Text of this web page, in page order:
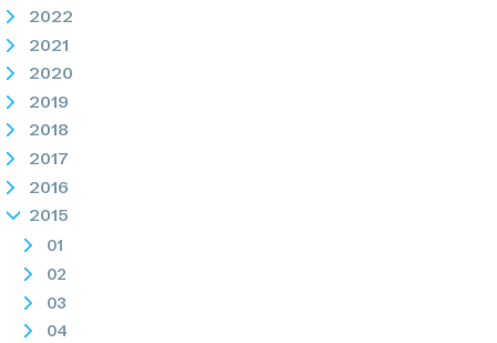
2022
2021
2020
2019
2018
2017
2016
2015
01
02
03
04